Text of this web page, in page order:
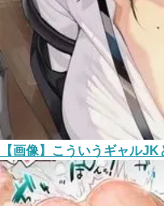
【画像】こういうギャル